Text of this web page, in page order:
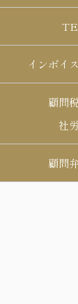
インボイ
顧問
社
顧問